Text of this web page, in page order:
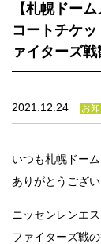
【札幌ドー
コートチケ
ァイターズ
2021.12.24 お
いつも札幌ドー
ありがとうござい
ニッセンレンエ
ファイターズ戦